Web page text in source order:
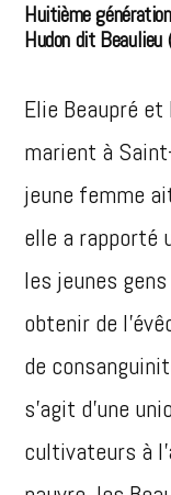
Huitième
Hudon dit
Elie Beaupré
marient à
jeune femme
elle a rapporté
les jeunes
obtenir de
de
s’agit d’une
cultivateurs à